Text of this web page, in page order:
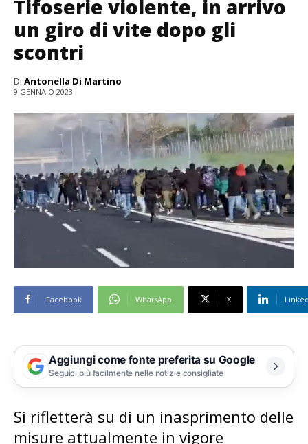
Tifoserie violente, in arrivo
un giro di vite dopo gli
scontri
Di Antonella Di Martino
9 GENNAIO 2023
Facebook WhatsApp X
Aggiungi come fonte preferita su Google
Seguici più facilmente nelle notizie consigliate
Si rifletterà su di un inasprimento delle
misure attualmente in vigore